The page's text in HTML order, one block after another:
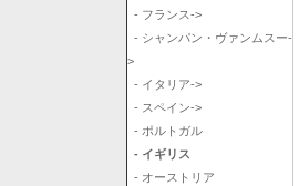
- フランス->
- シャンパン・ヴァンムスー-
>
- イタリア->
- スペイン->
- ポルトガル
- イギリス
- オーストリア